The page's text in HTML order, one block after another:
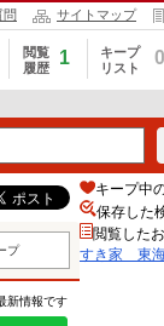
問 サイトマップ
閲覧
履歴
1
キープ
リスト
0
プ
新情報です
キープ中
保存した
閲覧した
すき家 東